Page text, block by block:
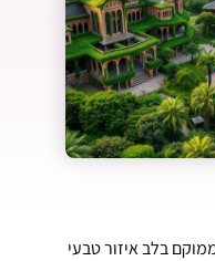
בלב איזור טבעי